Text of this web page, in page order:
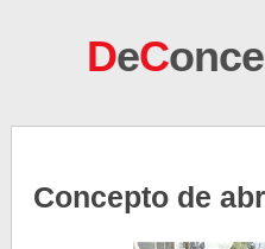
DeC
Concepto de